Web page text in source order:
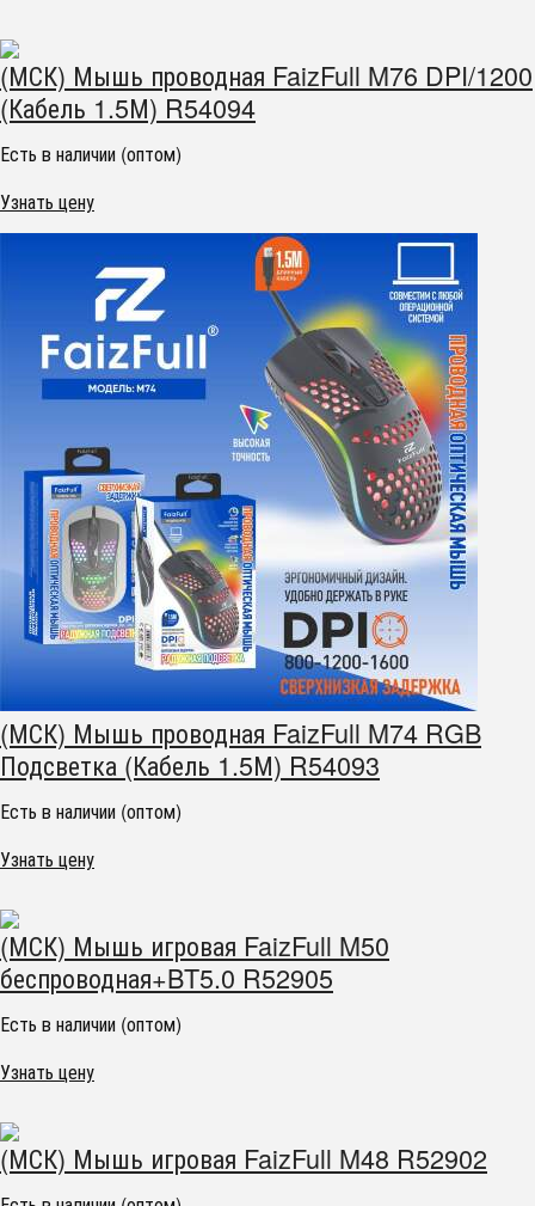
(МСК) Мышь проводная FaizFull M76 DPI/1200
(Кабель 1.5М) R54094
Есть в наличии (оптом)
Узнать цену
(МСК) Мышь проводная FaizFull M74 RGB
Подсветка (Кабель 1.5М) R54093
Есть в наличии (оптом)
Узнать цену
(МСК) Мышь игровая FaizFull M50
беспроводная+BT5.0 R52905
Есть в наличии (оптом)
Узнать цену
(МСК) Мышь игровая FaizFull M48 R52902